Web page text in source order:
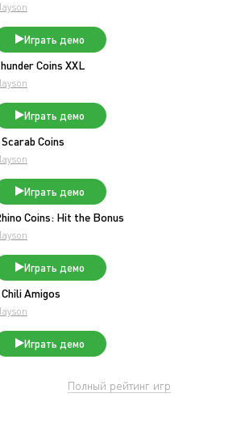
Играть демо
Coins XXL
Играть демо
Scarab Coins
Играть демо
Coins: Hit the Bonus
Играть демо
Chili Amigos
Играть демо
Полный рейтинг игр